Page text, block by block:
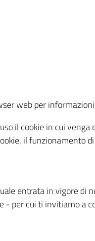
web per
il cookie in cui
il funzionamento
entrata in vigore di
per cui ti invitiamo a